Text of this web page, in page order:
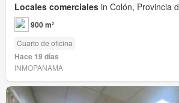
Locales comerciales in Colón, Provincia
900 m²
Cuarto de oficina
Hace 19 días
INMOPANAMA